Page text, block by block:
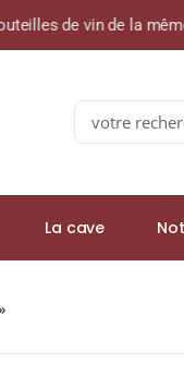
de vin de la
Search
for:
La cave